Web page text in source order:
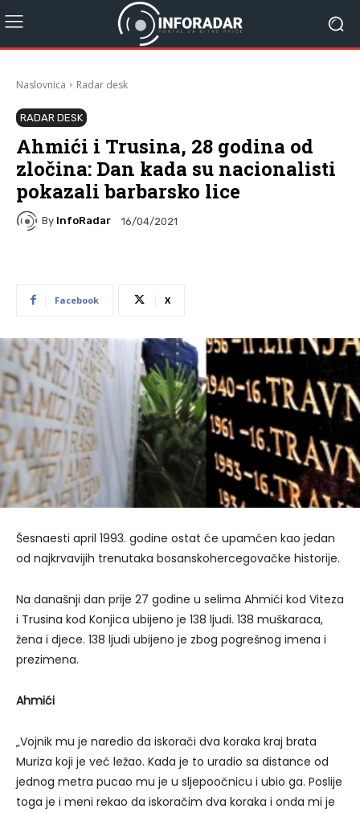
Naslovnica Radar desk
RADAR DESK
Ahmići i Trusina, 28 godina od
zločina: Dan kada su nacionalisti
pokazali barbarsko lice
By InfoRadar 16/04/2021
Facebook X
Šesnaesti april 1993. godine ostat će upamćen kao jedan
od najkrvavijih trenutaka bosanskohercegovačke historije.
Na današnji dan prije 27 godine u selima Ahmići kod Viteza
i Trusina kod Konjica ubijeno je 138 ljudi. 138 muškaraca,
žena i djece. 138 ljudi ubijeno je zbog pogrešnog imena i
prezimena.
Ahmići
„Vojnik mu je naredio da iskorači dva koraka kraj brata
Muriza koji je već ležao. Kada je to uradio sa distance od
jednog metra pucao mu je u sljepoočnicu i ubio ga. Poslije
toga je i meni rekao da iskoračim dva koraka i onda mi je